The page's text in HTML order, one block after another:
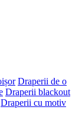
Draperii de o
Draperii blackout
Draperii cu motiv